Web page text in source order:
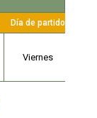
Día de partido
Viernes